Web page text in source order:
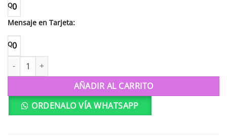
Q0
Mensaje en Tarjeta:
Q0
Teddy Bear supersuave! 38cm cantidad
AÑADIR AL CARRITO
ORDENALO VÍA WHATSAPP